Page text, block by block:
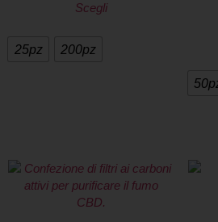
Scegli
25pz 200pz